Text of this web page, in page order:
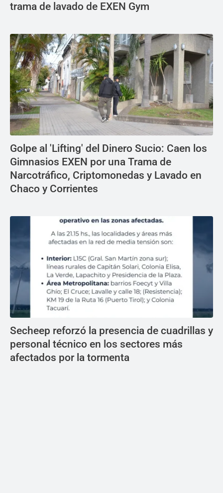
trama de lavado de EXEN Gym
Golpe al 'Lifting' del Dinero Sucio: Caen los
Gimnasios EXEN por una Trama de
Narcotráfico, Criptomonedas y Lavado en
Chaco y Corrientes
Secheep reforzó la presencia de cuadrillas y
personal técnico en los sectores más
afectados por la tormenta